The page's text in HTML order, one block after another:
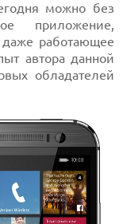
можно без
приложение,
работающее
автора данной
обладателей